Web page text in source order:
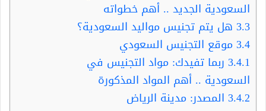
السعودية الجديد .. أهم خطواته
3.3 هل يتم تجنيس مواليد السعودية؟
3.4موقع التجنيس السعودي
3.4.1 ربما تفيدك: مواد التجنيس في
السعودية .. أهم المواد المذكورة
3.4.2 المصدر: مدينة الرياض